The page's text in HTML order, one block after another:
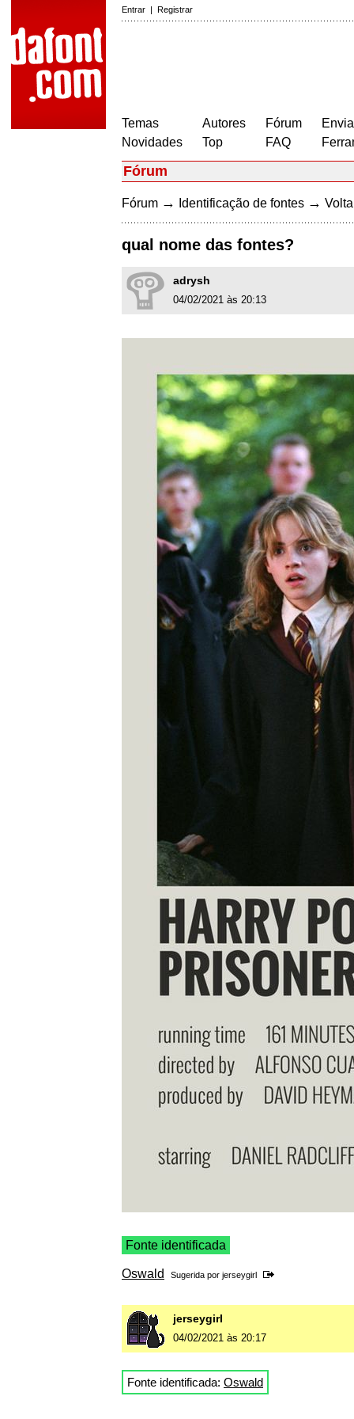
Entrar | Registrar
Temas
Novidades
Autores
Top
Fórum
FAQ
Fórum
Fórum → Identificação de fontes →
qual nome das fontes?
adrysh
04/02/2021 às 20:13
Fonte identificada
Oswald Sugerida por jerseygirl
jerseygirl
04/02/2021 às 20:17
Fonte identificada: Oswald